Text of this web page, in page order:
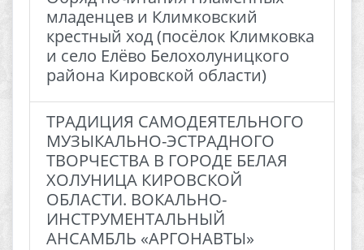
младенцев и Климковский
крестный ход (посёлок Климковка
и село Елёво Белохолуницкого
района Кировской области)
ТРАДИЦИЯ САМОДЕЯТЕЛЬНОГО
МУЗЫКАЛЬНО-ЭСТРАДНОГО
ТВОРЧЕСТВА В ГОРОДЕ БЕЛАЯ
ХОЛУНИЦА КИРОВСКОЙ
ОБЛАСТИ. ВОКАЛЬНО-
ИНСТРУМЕНТАЛЬНЫЙ
АНСАМБЛЬ «АРГОНАВТЫ»